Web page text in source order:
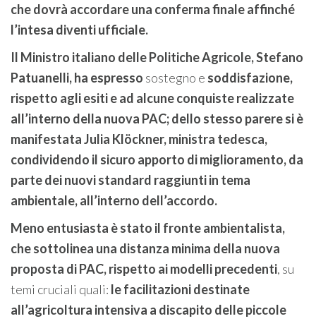
che dovrà accordare una conferma finale affinché
l’intesa diventi ufficiale.
Il Ministro italiano delle Politiche Agricole, Stefano
Patuanelli, ha espresso sostegno e soddisfazione,
rispetto agli esiti e ad alcune conquiste realizzate
all’interno della nuova PAC; dello stesso parere si è
manifestata Julia Klöckner, ministra tedesca,
condividendo il sicuro apporto di miglioramento, da
parte dei nuovi standard raggiunti in tema
ambientale, all’interno dell’accordo.
Meno entusiasta è stato il fronte ambientalista,
che sottolinea una distanza minima della nuova
proposta di PAC, rispetto ai modelli precedenti, su
temi cruciali quali: le facilitazioni destinate
all’agricoltura intensiva a discapito delle piccole